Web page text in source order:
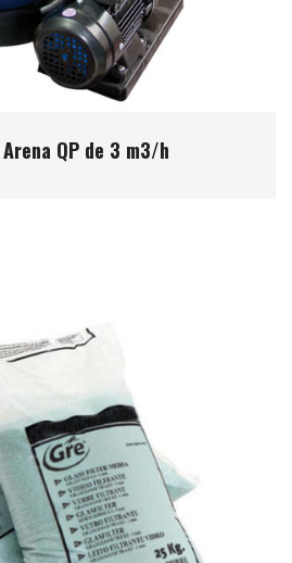
QP de 3 m3/h